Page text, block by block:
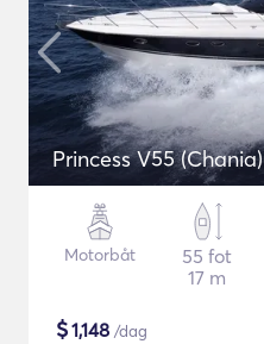
Princess V55 (Chania)
Motorbåt
55 fot
17 m
$1,148 /dag